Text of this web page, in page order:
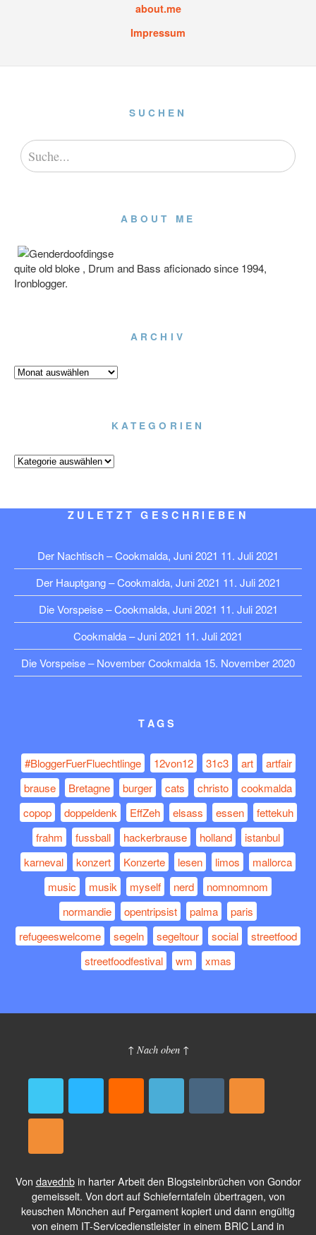
about.me
Impressum
SUCHEN
ABOUT ME
quite old bloke , Drum and Bass aficionado since 1994,
Ironblogger.
ARCHIV
Archiv
KATEGORIEN
Kategorien
ZULETZT GESCHRIEBEN
Der Nachtisch – Cookmalda, Juni 2021 11. Juli 2021
Der Hauptgang – Cookmalda, Juni 2021 11. Juli 2021
Die Vorspeise – Cookmalda, Juni 2021 11. Juli 2021
Cookmalda – Juni 2021 11. Juli 2021
Die Vorspeise – November Cookmalda 15. November 2020
TAGS
#BloggerFuerFluechtlinge 12von12 31c3 art
artfair
brause
Bretagne burger cats christo
cookmalda
copop
doppeldenk EffZeh elsass essen
fettekuh
frahm
fussball hackerbrause holland
istanbul
karneval
konzert Konzerte lesen limos
mallorca
music
musik myself nerd
nomnomnom
normandie
opentripsist palma
paris
refugeeswelcome
segeln segeltour social
streetfood
streetfoodfestival
wm xmas
↑ Nach oben ↑
Von davednbin harter Arbeit den Blogsteinbrüchen von Gondor
gemeisselt. Von dort auf Schieferntafeln übertragen, von
keuschen Mönchen auf Pergament kopiert und dann engültig
von einem IT-Servicedienstleister in einem BRIC Land in